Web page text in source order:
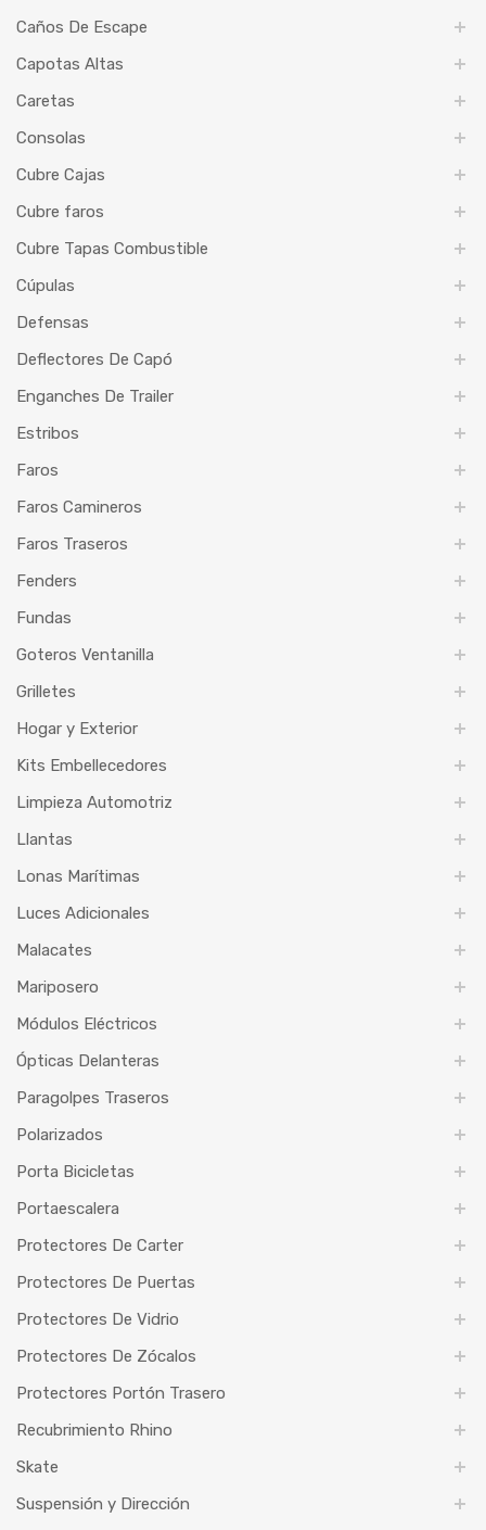
Caños De Escape
Capotas Altas
Caretas
Consolas
Cubre Cajas
Cubre faros
Cubre Tapas Combustible
Cúpulas
Defensas
Deflectores De Capó
Enganches De Trailer
Estribos
Faros
Faros Camineros
Faros Traseros
Fenders
Fundas
Goteros Ventanilla
Grilletes
Hogar y Exterior
Kits Embellecedores
Limpieza Automotriz
Llantas
Lonas Marítimas
Luces Adicionales
Malacates
Mariposero
Módulos Eléctricos
Ópticas Delanteras
Paragolpes Traseros
Polarizados
Porta Bicicletas
Portaescalera
Protectores De Carter
Protectores De Puertas
Protectores De Vidrio
Protectores De Zócalos
Protectores Portón Trasero
Recubrimiento Rhino
Skate
Suspensión y Dirección